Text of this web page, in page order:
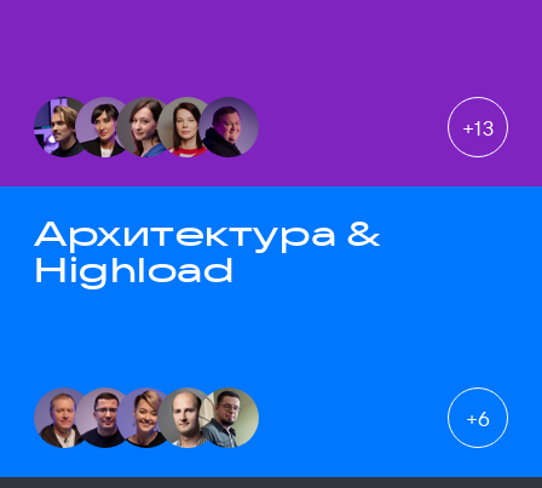
+13
Архитектура &
Highload
+6